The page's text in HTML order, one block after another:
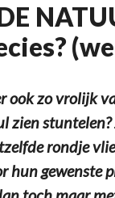
ook zo vrolijk
zien stuntelen?
rondje
hun gewenste